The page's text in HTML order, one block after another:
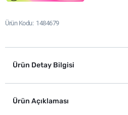
Ürün Kodu 1484679
Ürün Detay Bilgisi
Ürün Açıklaması